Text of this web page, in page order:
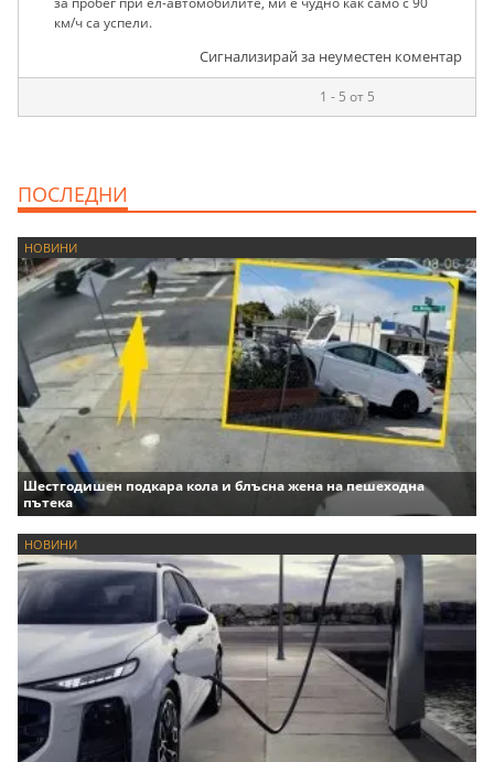
км/ч са успели.
Сигнализирай за неуместен коментар
1 - 5 от 5
ПОСЛЕДНИ
НОВИНИ
Шестгодишен подкара кола и блъсна жена на пешеходна
пътека
НОВИНИ